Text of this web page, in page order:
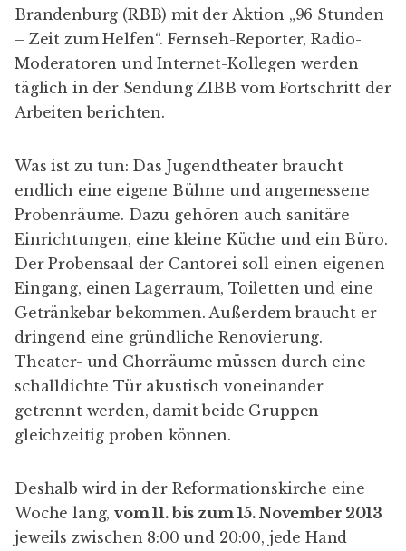
Brandenburg (RBB) mit der Aktion „96 Stunden
– Zeit zum Helfen“. Fernseh-Reporter, Radio-
Moderatoren und Internet-Kollegen werden
täglich in der Sendung ZIBB vom Fortschritt der
Arbeiten berichten.
Was ist zu tun: Das Jugendtheater braucht
endlich eine eigene Bühne und angemessene
Probenräume. Dazu gehören auch sanitäre
Einrichtungen, eine kleine Küche und ein Büro.
Der Probensaal der Cantorei soll einen eigenen
Eingang, einen Lagerraum, Toiletten und eine
Getränkebar bekommen. Außerdem braucht er
dringend eine gründliche Renovierung.
Theater- und Chorräume müssen durch eine
schalldichte Tür akustisch voneinander
getrennt werden, damit beide Gruppen
gleichzeitig proben können.
Deshalb wird in der Reformationskirche eine
Woche lang,vom 11. bis zum 15. November 2013
jeweils zwischen 8:00 und 20:00, jede Hand